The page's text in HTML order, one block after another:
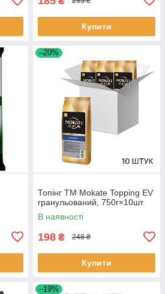
Купити
–20%
Топінг ТМ Mokate Topping EV
гранульований, 750г×10шт
В наявності
198 ₴ 248 ₴
Купити
–19%